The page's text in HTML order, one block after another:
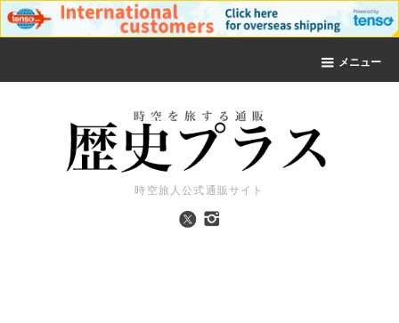
メニュー
時空旅人公式通販サイト